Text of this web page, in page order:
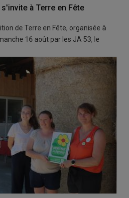
à Terre en Fête
de Terre en Fête, organisée à
16 août par les JA 53, le